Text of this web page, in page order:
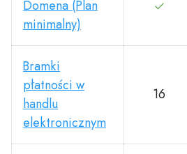
Domena (Plan
minimalny)
Bramki
płatności w
handlu
elektronicznym
16